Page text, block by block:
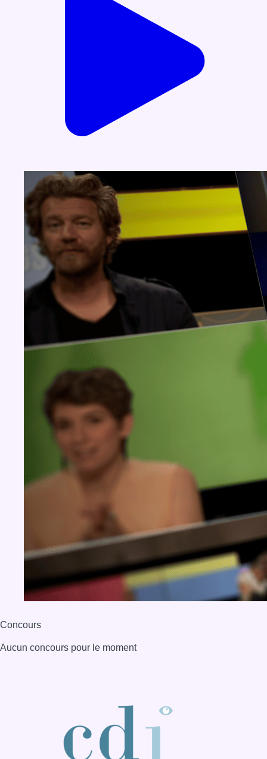
Concours
Aucun concours pour le moment